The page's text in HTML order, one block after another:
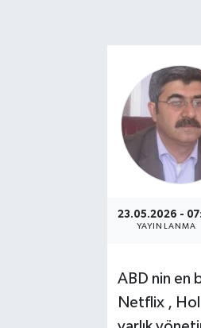
23.05.2026 -
YAYINLANMA
ABD nin en
Netflix ,
RESMİ İLANLAR
SOSYAL YARDIMLAR
SPONSORLU YAZI